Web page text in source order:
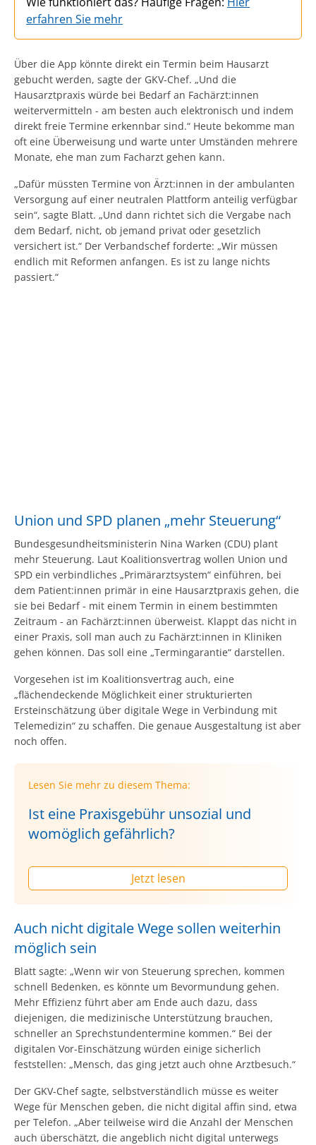
erfahren Sie mehr
Über die App könnte direkt ein Termin beim Hausarzt
gebucht werden, sagte der GKV-Chef. „Und die
Hausarztpraxis würde bei Bedarf an Fachärzt:innen
weitervermitteln - am besten auch elektronisch und indem
direkt freie Termine erkennbar sind.“ Heute bekomme man
oft eine Überweisung und warte unter Umständen mehrere
Monate, ehe man zum Facharzt gehen kann.
„Dafür müssten Termine von Ärzt:innen in der ambulanten
Versorgung auf einer neutralen Plattform anteilig verfügbar
sein“, sagte Blatt. „Und dann richtet sich die Vergabe nach
dem Bedarf, nicht, ob jemand privat oder gesetzlich
versichert ist.“ Der Verbandschef forderte: „Wir müssen
endlich mit Reformen anfangen. Es ist zu lange nichts
passiert.“
Union und SPD planen „mehr Steuerung“
Bundesgesundheitsministerin Nina Warken (CDU) plant
mehr Steuerung. Laut Koalitionsvertrag wollen Union und
SPD ein verbindliches „Primärarztsystem“ einführen, bei
dem Patient:innen primär in eine Hausarztpraxis gehen, die
sie bei Bedarf - mit einem Termin in einem bestimmten
Zeitraum - an Fachärzt:innen überweist. Klappt das nicht in
einer Praxis, soll man auch zu Fachärzt:innen in Kliniken
gehen können. Das soll eine „Termingarantie“ darstellen.
Vorgesehen ist im Koalitionsvertrag auch, eine
„flächendeckende Möglichkeit einer strukturierten
Ersteinschätzung über digitale Wege in Verbindung mit
Telemedizin“ zu schaffen. Die genaue Ausgestaltung ist aber
noch offen.
Lesen Sie mehr zu diesem Thema:
Ist eine Praxisgebühr unsozial und
womöglich gefährlich?
Jetzt lesen
Auch nicht digitale Wege sollen weiterhin
möglich sein
Blatt sagte: „Wenn wir von Steuerung sprechen, kommen
schnell Bedenken, es könnte um Bevormundung gehen.
Mehr Effizienz führt aber am Ende auch dazu, dass
diejenigen, die medizinische Unterstützung brauchen,
schneller an Sprechstundentermine kommen.“ Bei der
digitalen Vor-Einschätzung würden einige sicherlich
feststellen: „Mensch, das ging jetzt auch ohne Arztbesuch.“
Der GKV-Chef sagte, selbstverständlich müsse es weiter
Wege für Menschen geben, die nicht digital affin sind, etwa
per Telefon. „Aber teilweise wird die Anzahl der Menschen
auch überschätzt, die angeblich nicht digital unterwegs